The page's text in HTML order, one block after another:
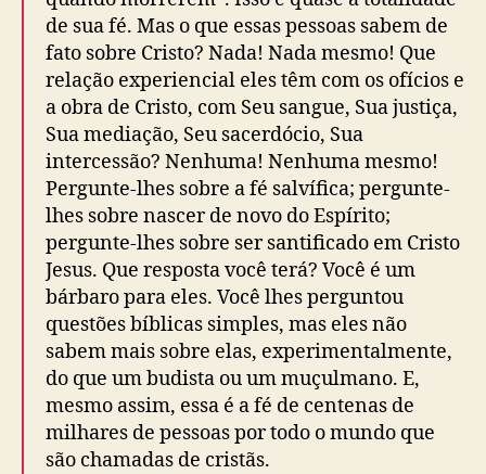
de sua fé. Mas o que essas pessoas sabem de
fato sobre Cristo? Nada! Nada mesmo! Que
relação experiencial eles têm com os ofícios e
a obra de Cristo, com Seu sangue, Sua justiça,
Sua mediação, Seu sacerdócio, Sua
intercessão? Nenhuma! Nenhuma mesmo!
Pergunte-lhes sobre a fé salvífica; pergunte-
lhes sobre nascer de novo do Espírito;
pergunte-lhes sobre ser santificado em Cristo
Jesus. Que resposta você terá? Você é um
bárbaro para eles. Você lhes perguntou
questões bíblicas simples, mas eles não
sabem mais sobre elas, experimentalmente,
do que um budista ou um muçulmano. E,
mesmo assim, essa é a fé de centenas de
milhares de pessoas por todo o mundo que
são chamadas de cristãs.